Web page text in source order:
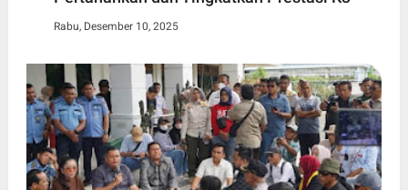
Rabu, Desember 10, 2025